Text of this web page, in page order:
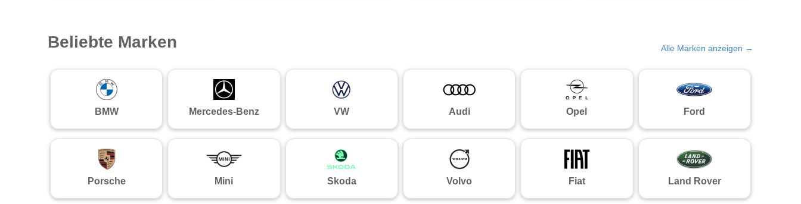
Beliebte Marken Alle Marken anzeigen →
BMW Mercedes-Benz VW Audi Opel Ford
Porsche Mini Skoda Volvo Fiat Land Rover